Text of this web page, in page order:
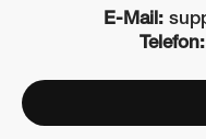
E-Mail:
Telefon: